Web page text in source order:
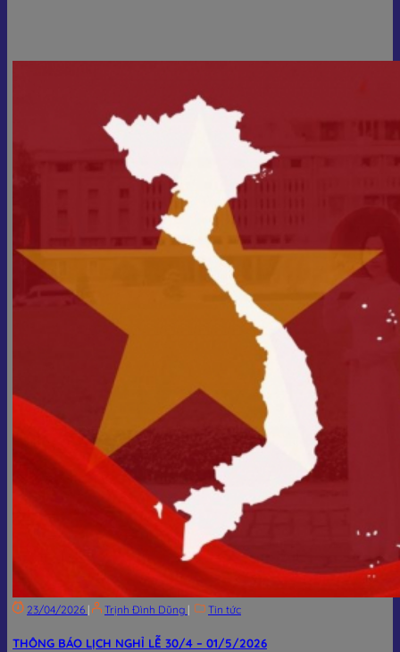
23/04/2026 | Trịnh Đình Dũng | Tin tức
THÔNG BÁO LỊCH NGHỈ LỄ 30/4 – 01/5/2026